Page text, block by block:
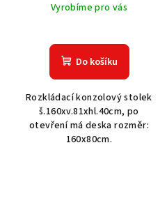
Vyrobíme pro vás
Do košíku
Rozkládací konzolový stolek
š.160xv.81xhl.40cm, po
otevření má deska rozměr:
160x80cm.